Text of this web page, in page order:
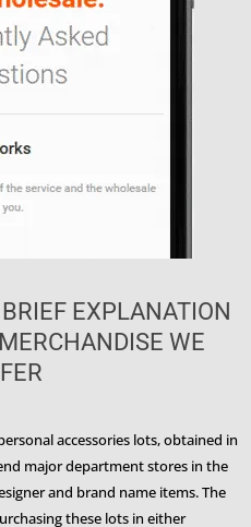
EXPLANATION
WE
accessories lots, obtained in
major department stores in the
and brand name items. The
these lots in either